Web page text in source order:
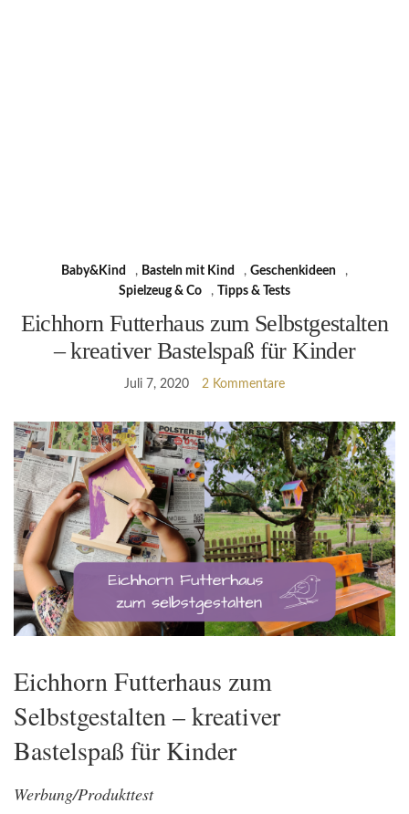
Baby&Kind , Basteln mit Kind , Geschenkideen
,
Spielzeug & Co
, Tipps & Tests
Eichhorn Futterhaus zum Selbstgestalten
– kreativer Bastelspaß für Kinder
Juli 7, 2020 2 Kommentare
Eichhorn Futterhaus zum
Selbstgestalten – kreativer
Bastelspaß für Kinder
Werbung/Produkttest